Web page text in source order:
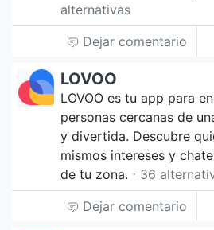
alternativas
Dejar comentario
LOVOO
LOVOO es tu app para
personas cercanas de
y divertida. Descubre
mismos intereses y
de tu zona. ⋅ 36
Dejar comentario